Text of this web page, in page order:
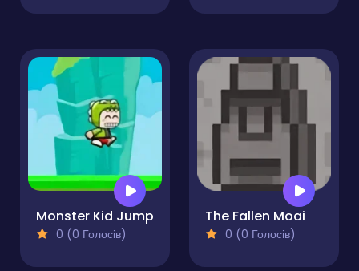
Monster Kid Jump
0 (0 Голосів)
The Fallen Moai
0 (0 Голосів)